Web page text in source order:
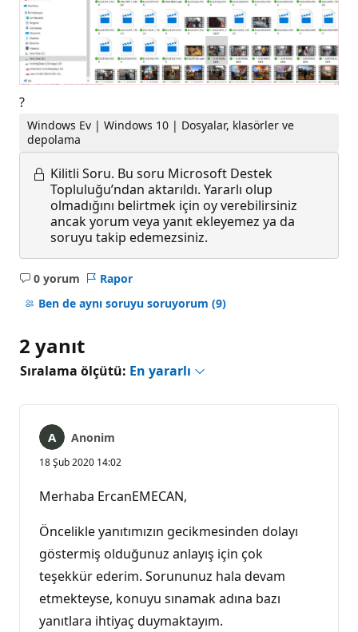
?
Windows Ev | Windows 10 | Dosyalar, klasörler ve
depolama
Kilitli Soru. Bu soru Microsoft Destek
Topluluğu’ndan aktarıldı. Yararlı olup
olmadığını belirtmek için oy verebilirsiniz
ancak yorum veya yanıt ekleyemez ya da
soruyu takip edemezsiniz.
0 yorum
Açıklama
yok
Rapor
Ben de aynı soruyu soruyorum (9)
2 yanıt
Sıralama ölçütü: En yararlı
Anonim
18 Şub 2020 14:02
Merhaba ErcanEMECAN,
Öncelikle yanıtımızın gecikmesinden dolayı
göstermiş olduğunuz anlayış için çok
teşekkür ederim. Sorununuz hala devam
etmekteyse, konuyu sınamak adına bazı
yanıtlara ihtiyaç duymaktayım.